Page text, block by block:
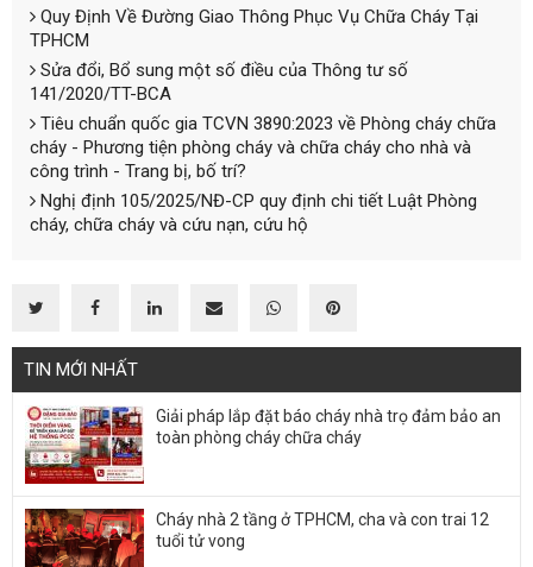
Quy Định Về Đường Giao Thông Phục Vụ Chữa Cháy Tại
TPHCM
Sửa đổi, Bổ sung một số điều của Thông tư số
141/2020/TT-BCA
Tiêu chuẩn quốc gia TCVN 3890:2023 về Phòng cháy chữa
cháy - Phương tiện phòng cháy và chữa cháy cho nhà và
công trình - Trang bị, bố trí?
Nghị định 105/2025/NĐ-CP quy định chi tiết Luật Phòng
cháy, chữa cháy và cứu nạn, cứu hộ
TIN MỚI NHẤT
Giải pháp lắp đặt báo cháy nhà trọ đảm bảo an
toàn phòng cháy chữa cháy
Cháy nhà 2 tầng ở TPHCM, cha và con trai 12
tuổi tử vong